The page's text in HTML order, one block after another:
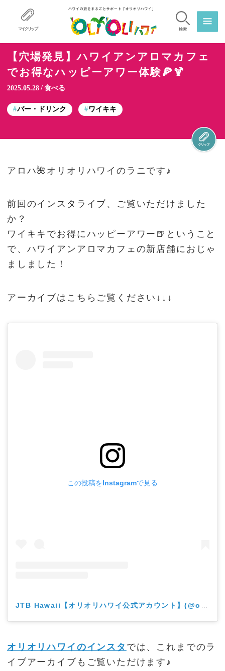
マイクリップ 検索
【穴場発見】ハワイアンアロマカフェ
でお得なハッピーアワー体験🍕🍹
2025.05.28 食べる
バー・ドリンク ワイキキ
アロハ🌺オリオリハワイのラニです♪
前回のインスタライブ、ご覧いただけました
か？
ワイキキでお得にハッピーアワー🍺ということ
で、ハワイアンアロマカフェの新店舗におじゃ
ましました！
アーカイブはこちらご覧ください↓↓↓
この投稿をInstagramで見る
オリオリハワイのインスタ では、これまでのラ
イブアーカイブもご覧いただけます♪